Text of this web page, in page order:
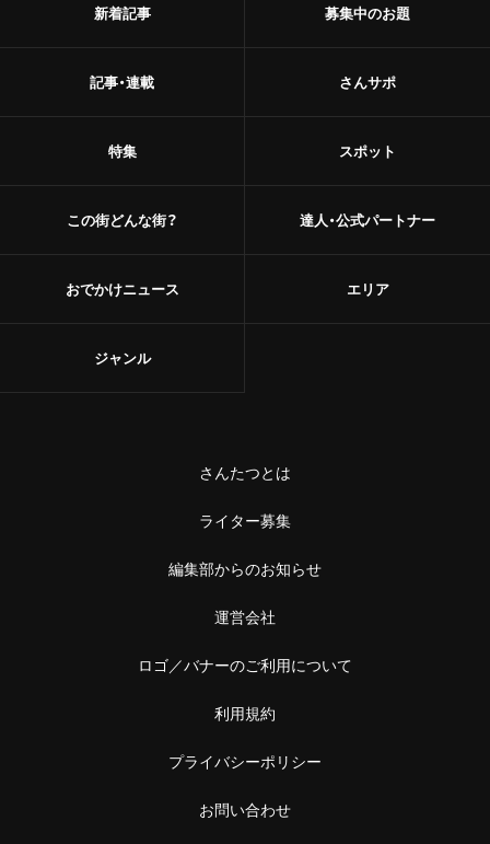
新着記事
記事・連載
特集
この街どんな街？
おでかけニュース
募集中のお題
さんサポ
スポット
達人・公式パートナー
エリア
ジャンル
さんたつとは
ライター募集
編集部からのお知らせ
運営会社
ロゴ／バナーのご利用について
利用規約
プライバシーポリシー
お問い合わせ